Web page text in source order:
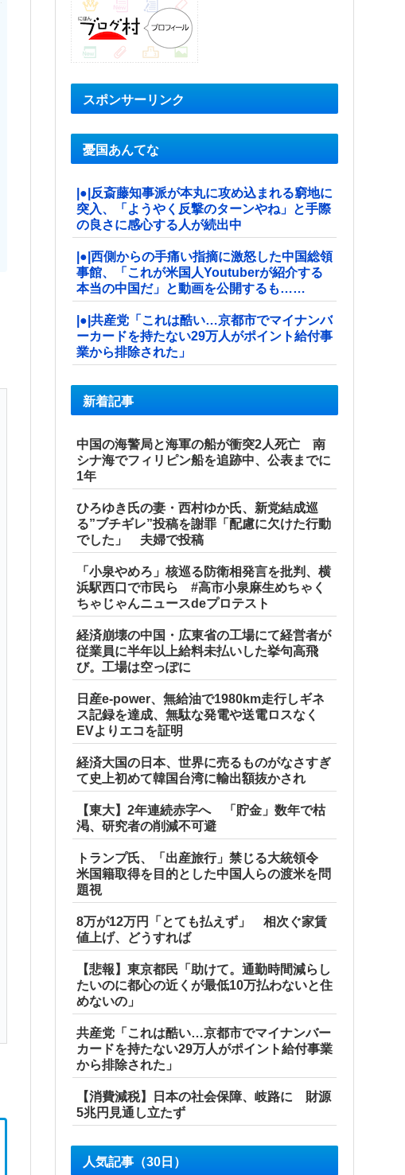
スポンサーリンク
憂国あんてな
|●|反斎藤知事派が本丸に攻め込まれる窮地に
突入、「ようやく反撃のターンやね」と手際
の良さに感心する人が続出中
|●|西側からの手痛い指摘に激怒した中国総領
事館、「これが米国人Youtuberが紹介する
本当の中国だ」と動画を公開するも……
|●|共産党「これは酷い…京都市でマイナンバ
ーカードを持たない29万人がポイント給付事
業から排除された」
新着記事
中国の海警局と海軍の船が衝突2人死亡 南
シナ海でフィリピン船を追跡中、公表までに
1年
ひろゆき氏の妻・西村ゆか氏、新党結成巡
る”ブチギレ”投稿を謝罪「配慮に欠けた行動
でした」 夫婦で投稿
「小泉やめろ」核巡る防衛相発言を批判、横
浜駅西口で市民ら #高市小泉麻生めちゃく
ちゃじゃんニュースdeプロテスト
経済崩壊の中国・広東省の工場にて経営者が
従業員に半年以上給料未払いした挙句高飛
び。工場は空っぽに
日産e-power、無給油で1980km走行しギネ
ス記録を達成、無駄な発電や送電ロスなく
EVよりエコを証明
経済大国の日本、世界に売るものがなさすぎ
て史上初めて韓国台湾に輸出額抜かされ
【東大】2年連続赤字へ 「貯金」数年で枯
渇、研究者の削減不可避
トランプ氏、「出産旅行」禁じる大統領令
米国籍取得を目的とした中国人らの渡米を問
題視
8万が12万円「とても払えず」 相次ぐ家賃
値上げ、どうすれば
【悲報】東京都民「助けて。通勤時間減らし
たいのに都心の近くが最低10万払わないと住
めないの」
共産党「これは酷い…京都市でマイナンバー
カードを持たない29万人がポイント給付事業
から排除された」
【消費減税】日本の社会保障、岐路に 財源
5兆円見通し立たず
人気記事（30日）